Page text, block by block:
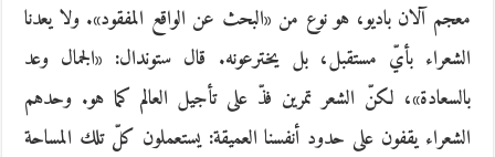
معجم آلان باديو، هو نوع من «البحث عن الواقع المفقود». ولا يعدنا
الشعراء بأيّ مستقبل، بل يخترعونه. قال ستوندال: «الجمال وعد
بالسعادة»، لكنّ الشعر تمرين فذّ على تأجيل العالم كما هو. وحدهم
الشعراء يقفون على حدود أنفسنا العميقة: يستعملون كلّ تلك المساحة